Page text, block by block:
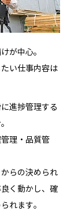
が中心。
い仕事内容は
進捗管理する
理・品質管
らの決められ
く動かし、確
れます。